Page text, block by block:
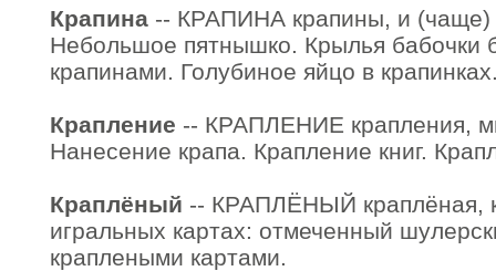
Крапина -- КРАПИНА крапины, и
Небольшое пятнышко. Крылья бабочки
крапинами. Голубиное яйцо в
Крапление -- КРАПЛЕНИЕ крапления,
Нанесение крапа. Крапление книг.
Краплёный -- КРАПЛЁНЫЙ краплёная,
игральных картах: отмеченный
краплеными картами.